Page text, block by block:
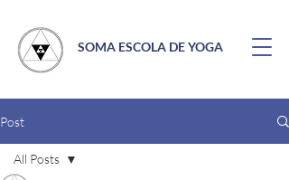
SOMA ESCOLA DE YOGA
Post
All Posts